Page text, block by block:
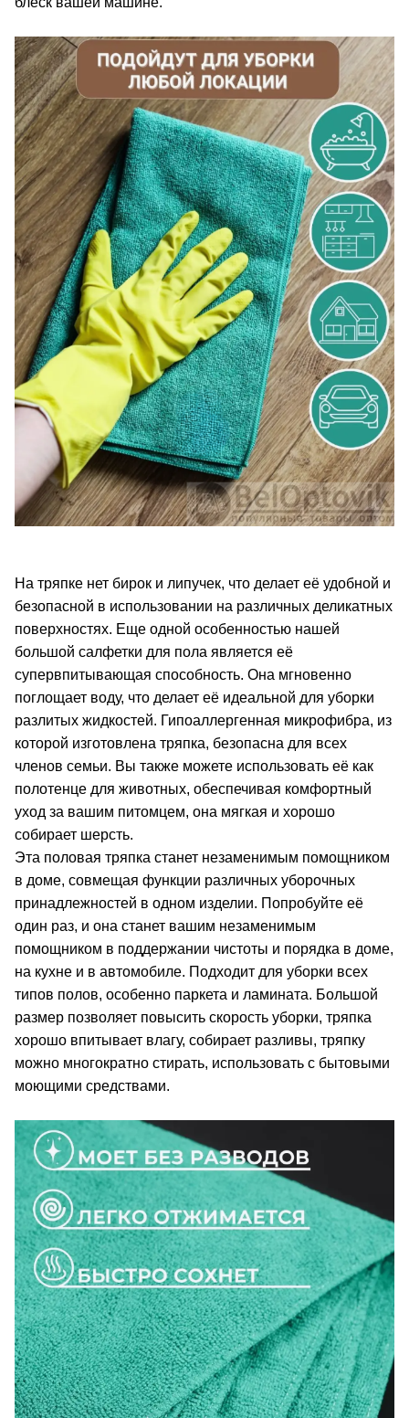
На тряпке нет бирок и липучек, что делает её удобной и
безопасной в использовании на различных деликатных
поверхностях. Еще одной особенностью нашей
большой салфетки для пола является её
супервпитывающая способность. Она мгновенно
поглощает воду, что делает её идеальной для уборки
разлитых жидкостей. Гипоаллергенная микрофибра, из
которой изготовлена тряпка, безопасна для всех
членов семьи. Вы также можете использовать её как
полотенце для животных, обеспечивая комфортный
уход за вашим питомцем, она мягкая и хорошо
собирает шерсть.
Эта половая тряпка станет незаменимым помощником
в доме, совмещая функции различных уборочных
принадлежностей в одном изделии. Попробуйте её
один раз, и она станет вашим незаменимым
помощником в поддержании чистоты и порядка в доме,
на кухне и в автомобиле. Подходит для уборки всех
типов полов, особенно паркета и ламината. Большой
размер позволяет повысить скорость уборки, тряпка
хорошо впитывает влагу, собирает разливы, тряпку
можно многократно стирать, использовать с бытовыми
моющими средствами.